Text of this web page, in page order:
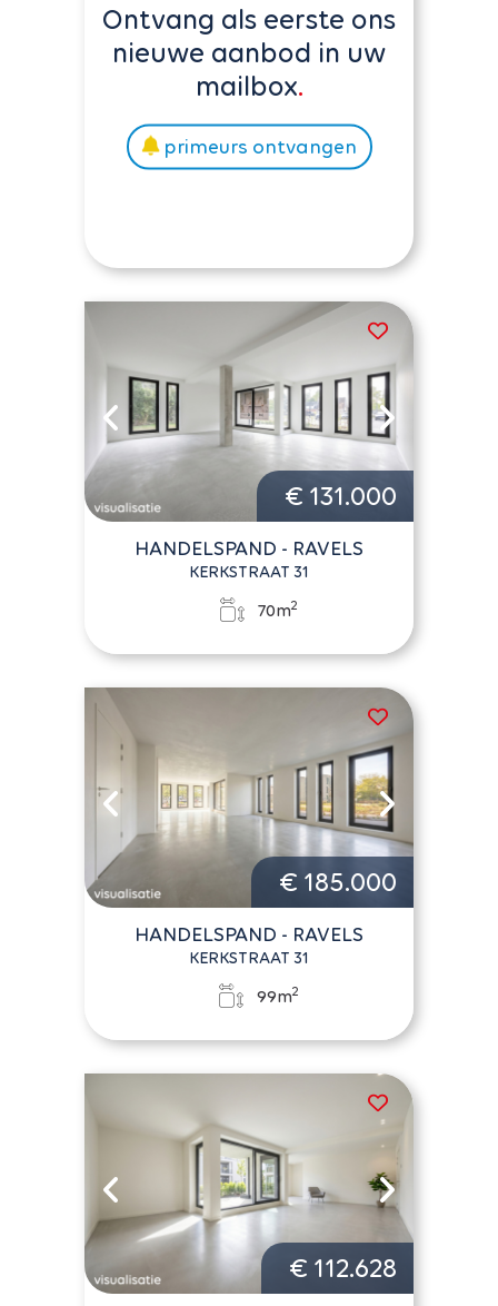
Ontvang als eerste ons
nieuwe aanbod in uw
mailbox
primeurs ontvangen
€ 131.000
HANDELSPAND - RAVELS
KERKSTRAAT 31
70m2
€ 185.000
HANDELSPAND - RAVELS
KERKSTRAAT 31
99m2
€ 112.628